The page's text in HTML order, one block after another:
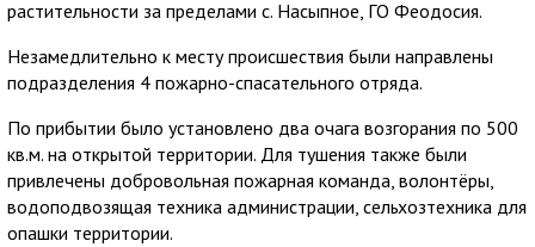
растительности за пределами с. Насыпное, ГО Феодосия.
Незамедлительно к месту происшествия были направлены
подразделения 4 пожарно-спасательного отряда.
По прибытии было установлено два очага возгорания по 500
кв.м. на открытой территории. Для тушения также были
привлечены добровольная пожарная команда, волонтёры,
водоподвозящая техника администрации, сельхозтехника для
опашки территории.